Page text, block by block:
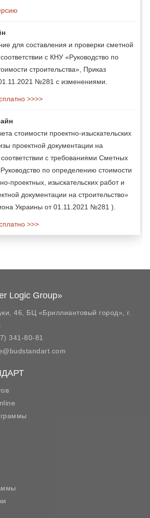
для составления и проверки сметной
с КНУ «Руководство по
строительства», Приказ
№281 с изменениями.
>>>>
стоимости проектно-изыскательских
проектной документации на
соответствии с требованиями Сметных
по определению стоимости
проектных, изыскательских работ и
документации на строительство»
Украины от 01.11.2021 №281 ).
>>>
Logic Group»
46, БЦ «Бриллиантовый город»,
г.
341-80-81